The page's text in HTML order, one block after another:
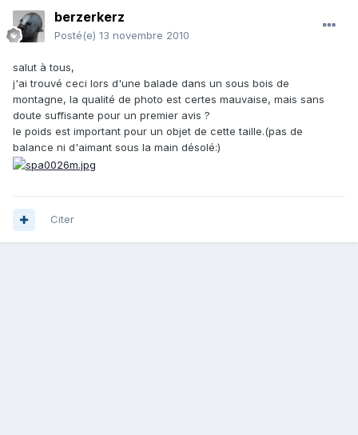
berzerkerz
Posté(e) 13 novembre 2010
salut à tous,
j'ai trouvé ceci lors d'une balade dans un sous bois de
montagne, la qualité de photo est certes mauvaise, mais sans
doute suffisante pour un premier avis ?
le poids est important pour un objet de cette taille.(pas de
balance ni d'aimant sous la main désolé:)
Citer